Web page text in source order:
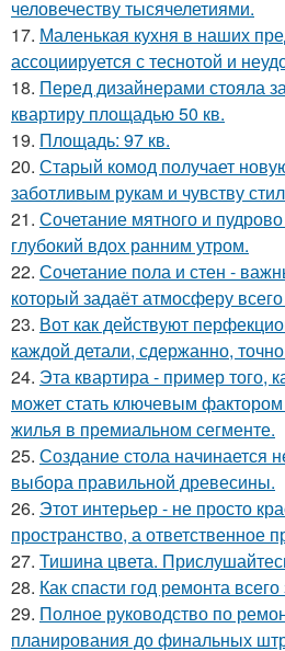
человечеству тысячелетиями.
17. Маленькая кухня в наших
ассоциируется с теснотой и
18. Перед дизайнерами стояла
квартиру площадью 50 кв.
19. Площадь: 97 кв.
20. Старый комод получает
заботливым рукам и чувству
21. Сочетание мятного и пудрово
глубокий вдох ранним утром.
22. Сочетание пола и стен -
который задаёт атмосферу
23. Вот как действуют
каждой детали, сдержанно,
24. Эта квартира - пример того,
может стать ключевым
жилья в премиальном сегменте.
25. Создание стола начинается
выбора правильной древесины.
26. Этот интерьер - не просто
пространство, а ответственное
27. Тишина цвета.
28. Как спасти год ремонта
29. Полное руководство по
планирования до финальных